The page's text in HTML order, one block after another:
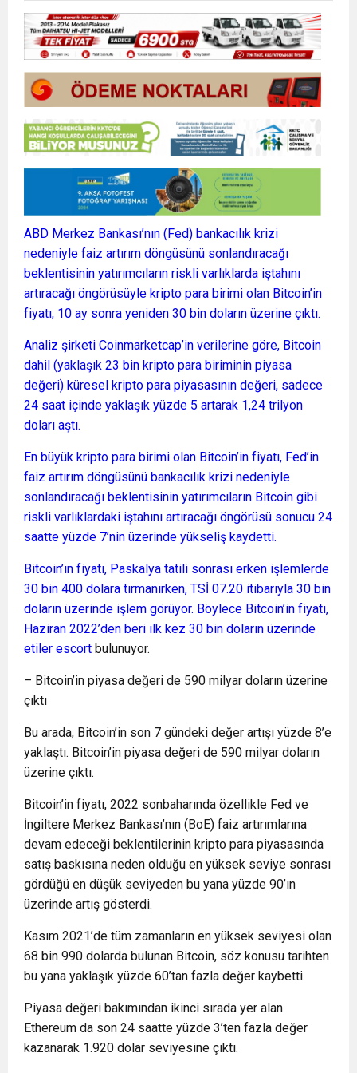
ABD Merkez Bankası’nın (Fed) bankacılık krizi
nedeniyle faiz artırım döngüsünü sonlandıracağı
beklentisinin yatırımcıların riskli varlıklarda iştahını
artıracağı öngörüsüyle kripto para birimi olan Bitcoin’in
fiyatı, 10 ay sonra yeniden 30 bin doların üzerine çıktı.
Analiz şirketi Coinmarketcap’in verilerine göre, Bitcoin
dahil (yaklaşık 23 bin kripto para biriminin piyasa
değeri) küresel kripto para piyasasının değeri, sadece
24 saat içinde yaklaşık yüzde 5 artarak 1,24 trilyon
doları aştı.
En büyük kripto para birimi olan Bitcoin’in fiyatı, Fed’in
faiz artırım döngüsünü bankacılık krizi nedeniyle
sonlandıracağı beklentisinin yatırımcıların Bitcoin gibi
riskli varlıklardaki iştahını artıracağı öngörüsü sonucu 24
saatte yüzde 7’nin üzerinde yükseliş kaydetti.
Bitcoin’ın fiyatı, Paskalya tatili sonrası erken işlemlerde
30 bin 400 dolara tırmanırken, TSİ 07.20 itibarıyla 30 bin
doların üzerinde işlem görüyor. Böylece Bitcoin’in fiyatı,
Haziran 2022’den beri ilk kez 30 bin doların üzerinde
etiler escort bulunuyor.
– Bitcoin’in piyasa değeri de 590 milyar doların üzerine
çıktı
Bu arada, Bitcoin’in son 7 gündeki değer artışı yüzde 8’e
yaklaştı. Bitcoin’in piyasa değeri de 590 milyar doların
üzerine çıktı.
Bitcoin’in fiyatı, 2022 sonbaharında özellikle Fed ve
İngiltere Merkez Bankası’nın (BoE) faiz artırımlarına
devam edeceği beklentilerinin kripto para piyasasında
satış baskısına neden olduğu en yüksek seviye sonrası
gördüğü en düşük seviyeden bu yana yüzde 90’ın
üzerinde artış gösterdi.
Kasım 2021’de tüm zamanların en yüksek seviyesi olan
68 bin 990 dolarda bulunan Bitcoin, söz konusu tarihten
bu yana yaklaşık yüzde 60’tan fazla değer kaybetti.
Piyasa değeri bakımından ikinci sırada yer alan
Ethereum da son 24 saatte yüzde 3’ten fazla değer
kazanarak 1.920 dolar seviyesine çıktı.